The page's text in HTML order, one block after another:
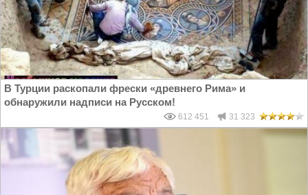
В Турции раскопали фрески «древнего Рима» и
обнаружили надписи на Русском!
612 451 31 323